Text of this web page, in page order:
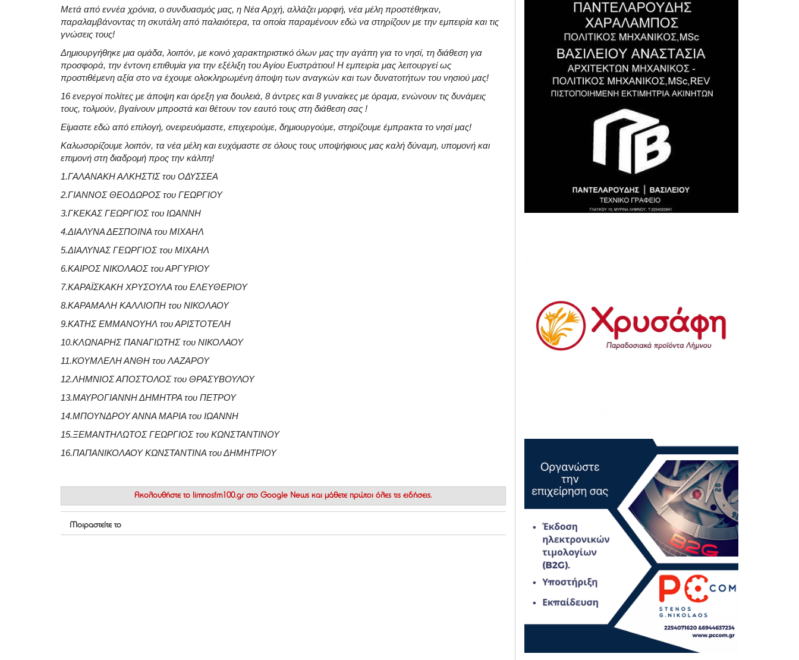
Μετά από εννέα χρόνια, ο συνδυασμός μας, η Νέα Αρχή, αλλάζει μορφή, νέα μέλη προστέθηκαν,
παραλαμβάνοντας τη σκυτάλη από παλαιότερα, τα οποία παραμένουν εδώ να στηρίζουν με την εμπειρία και τις
γνώσεις τους!
Δημιουργήθηκε μια ομάδα, λοιπόν, με κοινό χαρακτηριστικό όλων μας την αγάπη για το νησί, τη διάθεση για
προσφορά, την έντονη επιθυμία για την εξέλιξη του Αγίου Ευστράτιου! Η εμπειρία μας λειτουργεί ως
προστιθέμενη αξία στο να έχουμε ολοκληρωμένη άποψη των αναγκών και των δυνατοτήτων του νησιού μας!
16 ενεργοί πολίτες με άποψη και όρεξη για δουλειά, 8 άντρες και 8 γυναίκες με όραμα, ενώνουν τις δυνάμεις
τους, τολμούν, βγαίνουν μπροστά και θέτουν τον εαυτό τους στη διάθεση σας !
Είμαστε εδώ από επιλογή, ονειρευόμαστε, επιχειρούμε, δημιουργούμε, στηρίζουμε έμπρακτα το νησί μας!
Καλωσορίζουμε λοιπόν, τα νέα μέλη και ευχόμαστε σε όλους τους υποψήφιους μας καλή δύναμη, υπομονή και
επιμονή στη διαδρομή προς την κάλπη!
1.ΓΑΛΑΝΑΚΗ ΑΛΚΗΣΤΙΣ του ΟΔΥΣΣΕΑ
2.ΓΙΑΝΝΟΣ ΘΕΟΔΩΡΟΣ του ΓΕΩΡΓΙΟΥ
3.ΓΚΕΚΑΣ ΓΕΩΡΓΙΟΣ του ΙΩΑΝΝΗ
4.ΔΙΑΛΥΝΑ ΔΕΣΠΟΙΝΑ του ΜΙΧΑΗΛ
5.ΔΙΑΛΥΝΑΣ ΓΕΩΡΓΙΟΣ του ΜΙΧΑΗΛ
6.ΚΑΙΡΟΣ ΝΙΚΟΛΑΟΣ του ΑΡΓΥΡΙΟΥ
7.ΚΑΡΑΪΣΚΑΚΗ ΧΡΥΣΟΥΛΑ του ΕΛΕΥΘΕΡΙΟΥ
8.ΚΑΡΑΜΑΛΗ ΚΑΛΛΙΟΠΗ του ΝΙΚΟΛΑΟΥ
9.ΚΑΤΗΣ ΕΜΜΑΝΟΥΗΛ του ΑΡΙΣΤΟΤΕΛΗ
10.ΚΛΩΝΑΡΗΣ ΠΑΝΑΓΙΩΤΗΣ του ΝΙΚΟΛΑΟΥ
11.ΚΟΥΜΛΕΛΗ ΑΝΘΗ του ΛΑΖΑΡΟΥ
12.ΛΗΜΝΙΟΣ ΑΠΟΣΤΟΛΟΣ του ΘΡΑΣΥΒΟΥΛΟΥ
13.ΜΑΥΡΟΓΙΑΝΝΗ ΔΗΜΗΤΡΑ του ΠΕΤΡΟΥ
14.ΜΠΟΥΝΔΡΟΥ ΑΝΝΑ ΜΑΡΙΑ του ΙΩΑΝΝΗ
15.ΞΕΜΑΝΤΗΛΩΤΟΣ ΓΕΩΡΓΙΟΣ του ΚΩΝΣΤΑΝΤΙΝΟΥ
16.ΠΑΠΑΝΙΚΟΛΑΟΥ ΚΩΝΣΤΑΝΤΙΝΑ του ΔΗΜΗΤΡΙΟΥ
Ακολουθήστε το limnosfm100.gr στο Google News και μάθετε πρώτοι όλες τις ειδήσεις.
Μοιραστείτε το